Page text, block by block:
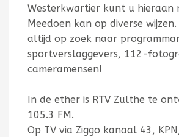
Westerkwartier kunt u hieraan
Meedoen kan op diverse wijzen.
altijd op zoek naar
sportverslaggevers, 112-
cameramensen!
In de ether is RTV Zulthe te
105.3 FM.
Op TV via Ziggo kanaal 43,